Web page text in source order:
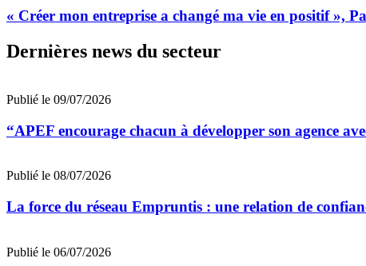
« Créer mon entreprise a changé ma vie en positif »,
Dernières news du secteur
Publié le 09/07/2026
“APEF encourage chacun à développer son agence
Publié le 08/07/2026
La force du réseau Empruntis : une relation de
Publié le 06/07/2026